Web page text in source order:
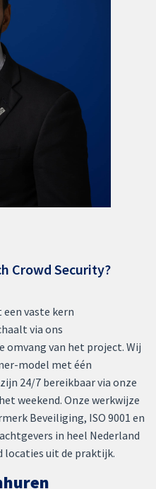
Crowd Security?
vaste kern
via ons
omvang van het project. Wij
model met één
24/7 bereikbaar via onze
weekend. Onze werkwijze
Beveiliging, ISO 9001 en
in heel Nederland
locaties uit de praktijk.